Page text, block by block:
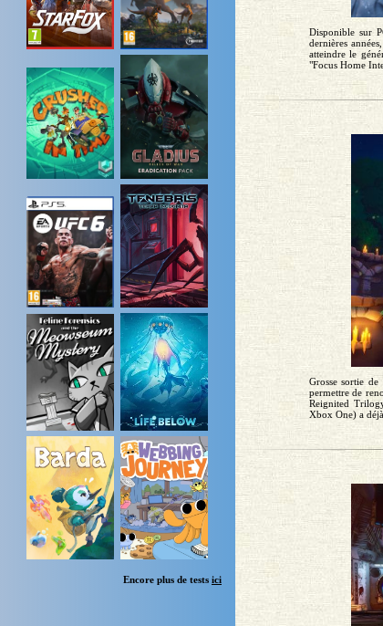
Encore plus de tests ici
Disponible sur
dernières
atteindre le
"Focus Home
Grosse sortie
permettre de
Reignited
Xbox One) a